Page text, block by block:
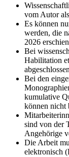
vom Autor
Es können
werden, die
2026
Bei
Habilitation
Bei den
kumulative
können nicht
sind von der
Angehörige
Die Arbeit
elektronisch